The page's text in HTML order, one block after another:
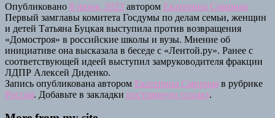
Опубликовано 8 июня, 2023 автором Екатерина Смирная
Первый замглавы комитета Госдумы по делам семьи, женщин
и детей Татьяна Буцкая выступила против возвращения
«Домостроя» в российские школы и вузы. Мнение об
инициативе она высказала в беседе с «Лентой.ру». Ранее с
соответствующей идеей выступил замруководителя фракции
ЛДПР Алексей Диденко.
Запись опубликована автором Екатерина Смирная в рубрике
Россия. Добавьте в закладки постоянную ссылку.